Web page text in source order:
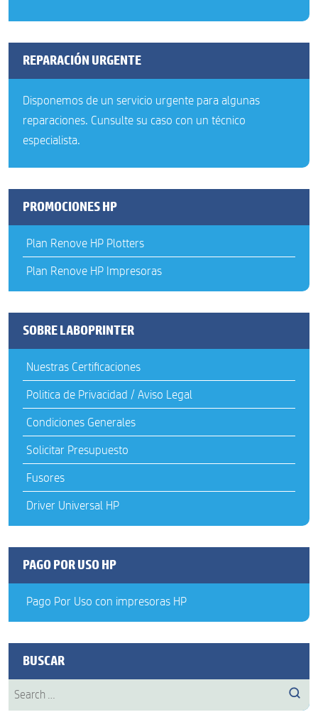
REPARACIÓN URGENTE
Disponemos de un servicio urgente para algunas
reparaciones. Cunsulte su caso con un técnico
especialista.
PROMOCIONES HP
Plan Renove HP Plotters
Plan Renove HP Impresoras
SOBRE LABOPRINTER
Nuestras Certificaciones
Politica de Privacidad / Aviso Legal
Condiciones Generales
Solicitar Presupuesto
Fusores
Driver Universal HP
PAGO POR USO HP
Pago Por Uso con impresoras HP
BUSCAR
Search
for: